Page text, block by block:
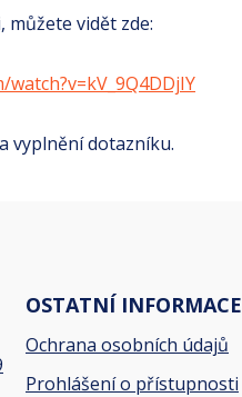
můžete vidět zde:
vyplnění dotazníku.
OSTATNÍ INFORMACE
Ochrana osobních údajů
Prohlášení o přístupnosti